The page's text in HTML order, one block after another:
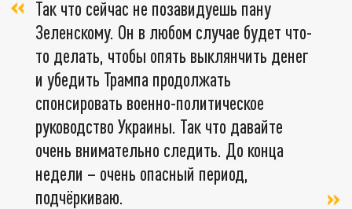
Так что сейчас не позавидуешь пану
Зеленскому. Он в любом случае будет что-
то делать, чтобы опять выклянчить денег
и убедить Трампа продолжать
спонсировать военно-политическое
руководство Украины. Так что давайте
очень внимательно следить. До конца
недели – очень опасный период,
подчёркиваю.